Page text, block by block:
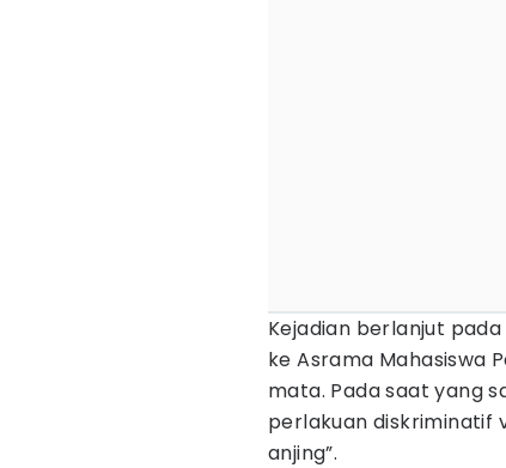
Kejadian berlanjut
ke Asrama Mahasiswa
mata. Pada saat yang
perlakuan diskriminatif
anjing”.